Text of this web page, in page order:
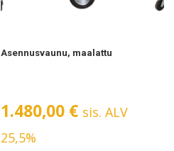
Asennusvaunu, maalattu
1.480,00 € sis. ALV
25,5%